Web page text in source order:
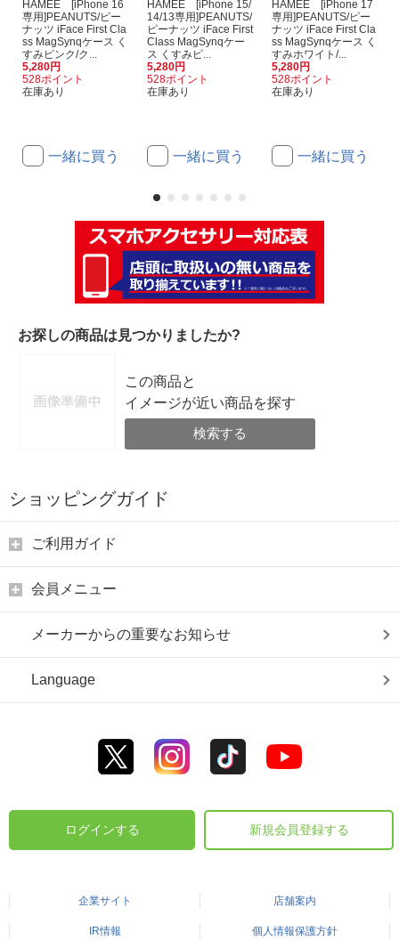
HAMEE [iPhone 16
専用]PEANUTS/ピー
ナッツ iFace First Cla
ss MagSynqケース く
すみピンク/ク...
5,280円
528ポイント
在庫あり
一緒に買う
HAMEE [iPhone 15/
14/13専用]PEANUTS/
ピーナッツ iFace First
Class MagSynqケー
ス くすみピ...
5,280円
528ポイント
在庫あり
一緒に買う
HAMEE [iPhone 17
専用]PEANUTS/ピー
ナッツ iFace First Cla
ss MagSynqケース く
すみホワイト/...
5,280円
528ポイント
在庫あり
一緒に買う
お探しの商品は見つかりましたか?
この商品と
イメージが近い商品を探す
検索する
ショッピングガイド
ご利用ガイド
会員メニュー
メーカーからの重要なお知らせ
Language
ログインする 新規会員登録する
企業サイト 店舗案内
IR情報 個人情報保護方針